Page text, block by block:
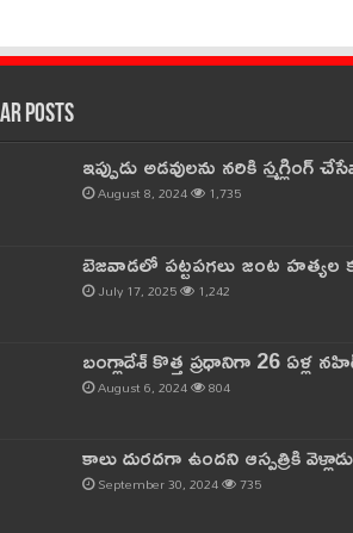
Posts
ఇప్పుడు అడవులను నరికి
August 8, 2024 1,735
బెజవాడలో పట్టపగలు జంట
July 17, 2025 1,242
బంగ్లాదేశ్ కొత్త ప్రధానిగా 26 ఏళ్ల
August 6, 2024 804
కాలు దురదగా ఉందని ఆస్పత్రికి
September 30, 2024 735